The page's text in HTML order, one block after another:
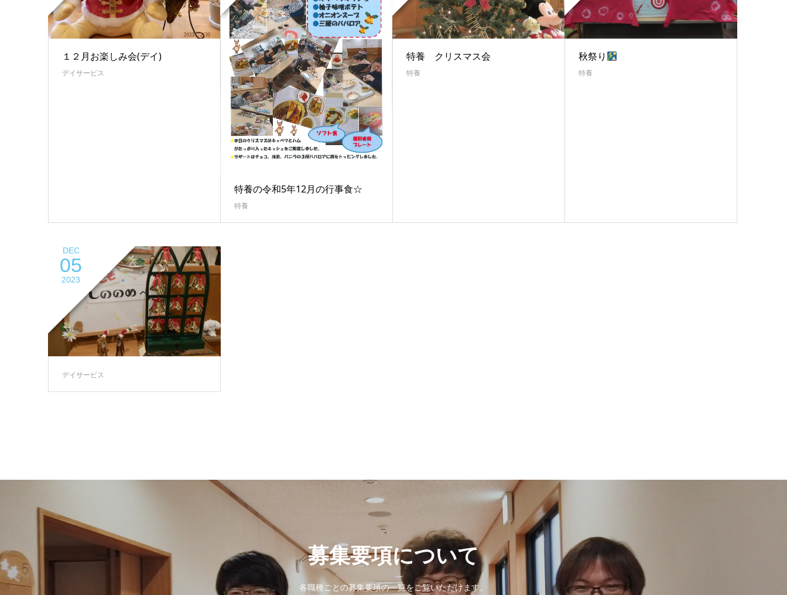
１２月お楽しみ会(デイ)
デイサービス
特養の令和5年12月の行事食☆
特養
特養 クリスマス会
特養
秋祭り
特養
DEC
05
2023
デイサービス
募集要項について
各職種ごとの募集要項の一覧をご覧いただけます。